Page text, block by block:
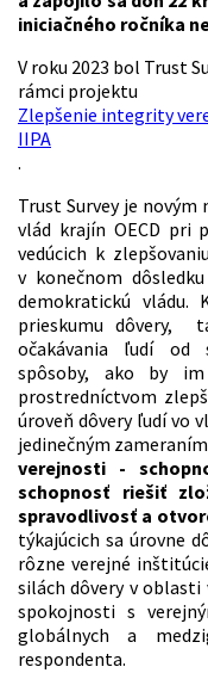
iniciačného ročníka
V roku 2023 bol Trust
rámci projektu
Zlepšenie integrity
IIPA
.
Trust Survey je novým
vlád krajín OECD pri
vedúcich k
v konečnom
demokratickú vládu.
prieskumu dôvery,
očakávania ľudí od
spôsoby, ako by
prostredníctvom
úroveň dôvery ľudí vo
jedinečným
verejnosti -
schopnosť riešiť
spravodlivosť a
týkajúcich sa úrovne
rôzne verejné
silách dôvery v oblasti
spokojnosti s
globálnych a
respondenta.